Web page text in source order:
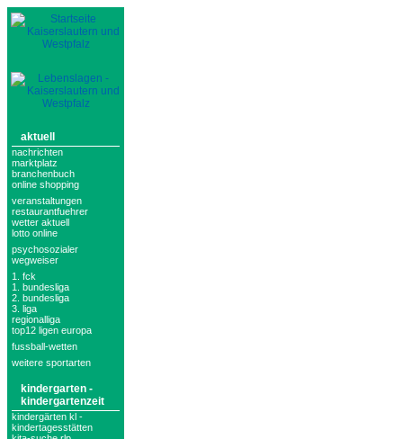
aktuell
nachrichten
marktplatz
branchenbuch
online shopping
veranstaltungen
restaurantfuehrer
wetter aktuell
lotto online
psychosozialer
wegweiser
1. fck
1. bundesliga
2. bundesliga
3. liga
regionalliga
top12 ligen europa
fussball-wetten
weitere sportarten
kindergarten -
kindergartenzeit
kindergärten kl -
kindertagesstätten